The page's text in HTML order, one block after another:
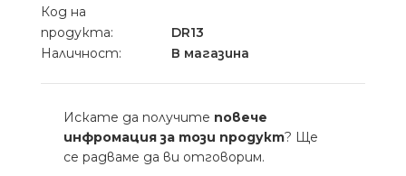
Код на
продукта:
DR13
Наличност:
В магазина
Искате да получите повече
инфромация за този продукт? Ще
се радваме да ви отговорим.